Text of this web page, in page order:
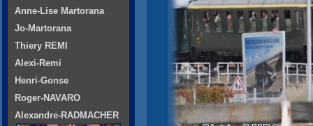
Anne-Lise Martorana
Jo-Martorana
Thiery REMI
Alexi-Remi
Henri-Gonse
Roger-NAVARO
Alexandre-RADMACHER